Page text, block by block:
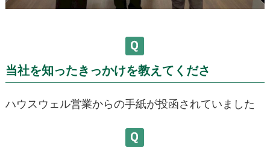
当社を知ったきっかけを教えてくださ
ハウスウェル営業からの手紙が投函されていました